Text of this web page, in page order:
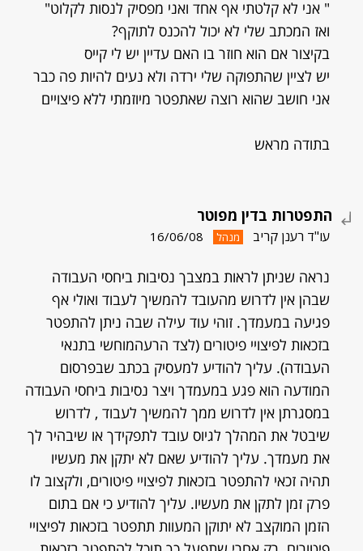
" אני לא קלטתי אף אחד ואני מפסיק לנסות לקלוט"
ואז המכתב שלי לא יכול להכנס לתוקף?
בקיצור אם הוא חוזר בו האם עדיין יש לי קייס
יש לציין שהתפוקה שלי ירדה ולא נעים להיות פה כבר
אני חושב שהוא רוצה שאתפטר מיוזמתי ללא פיצויים
בתודה מראש
התפטרות בדין מפוטר
עו"ד רענן קריב מנהל 16/06/08
נראה שניתן לראות במצבך נסיבות ביחסי העבודה
שבהן אין לדרוש מהעובד להמשיך לעבוד ואולי אף
פגיעה במעמדך. זוהי עוד עילה שבה ניתן להתפטר
בזכאות לפיצויי פיטורים (לצד הרעהמוחשי בתנאי
העבודה). עליך להודיע למעסיק בכתב שבפרסום
המודעה הוא פגע במעמדך ויצר נסיבות ביחסי העבודה
במסגרתן אין לדרוש ממך להמשיך לעבוד , לדרוש
שיבטל את המהלך לגיוס עובד לתפקידך או שיבהיר לך
את מעמדך. עליך להודיע שאם לא יתקן את מעשיו
תהיה זכאי להתפטר בזכאות לפיצויי פיטורים, ולקצוב לו
פרק זמן לתקן את מעשיו. עליך להודיע כי אם בתום
הזמן המוקצב לא יתוקן המעוות תתפטר בזכאות לפיצויי